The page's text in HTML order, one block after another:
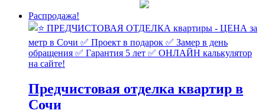
Распродажа!
Предчистовая отделка квартир в
Сочи